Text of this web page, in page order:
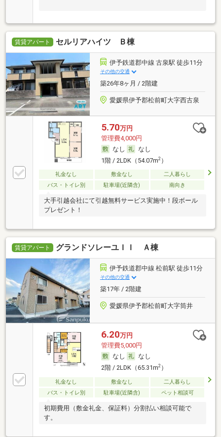
賃貸アパート セルリアハイツ Ｂ棟
伊予鉄道郡中線 古泉駅 徒歩11分
その他の交通
築26年8ヶ月 / 2階建
愛媛県伊予郡松前町大字西古泉
5.70万円
管理費4,000円
なし
なし
1階 / 2LDK（54.07m2）
礼金なし 敷金なし
二人暮らし
バス・トイレ別
駐車場(近隣含) 南向き
大手引越会社にて引越無料サービス実施中！段ボール
プレゼント！
賃貸アパート グランドソレーユＩＩ Ａ棟
伊予鉄道郡中線 松前駅 徒歩11分
その他の交通
築17年 / 2階建
愛媛県伊予郡松前町大字筒井
6.20万円
管理費5,000円
なし
なし
2階 / 2LDK（65.31m2）
礼金なし 敷金なし
二人暮らし
バス・トイレ別
駐車場(近隣含) ペット相談可
初期費用（敷金礼金、保証料）分割払い相談可能で
す。